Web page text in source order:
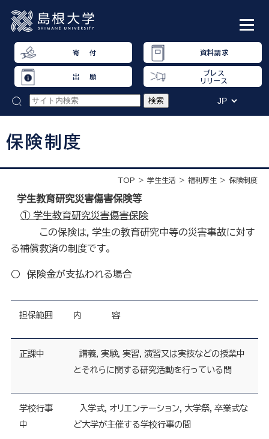
寄 付 資料請求
出 願
プレス
リリース
保険制度
TOP 学生生活 福利厚生 保険制度
学生教育研究災害傷害保険等
① 学生教育研究災害傷害保険
この保険は，学生の教育研究中等の災害事故に対す
る補償救済の制度です。
○ 保険金が支払われる場合
担保範囲 内 容
正課中
講義，実験，実習，演習又は実技などの授業中
とそれらに関する研究活動を行っている間
学校行事
中
入学式，オリエンテーション，大学祭，卒業式な
ど大学が主催する学校行事の間